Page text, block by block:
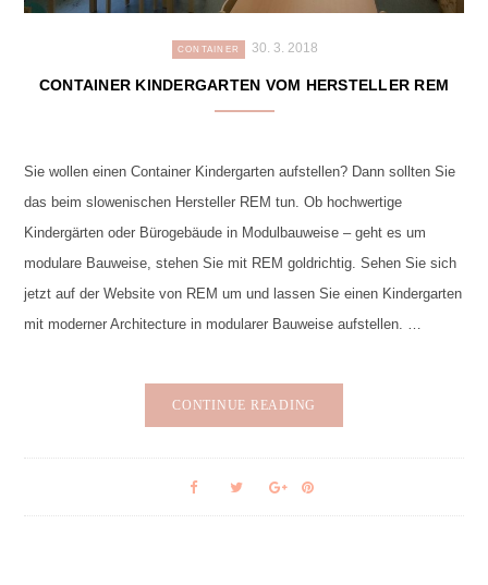
CONTAINER 30. 3. 2018
CONTAINER KINDERGARTEN VOM HERSTELLER REM
Sie wollen einen Container Kindergarten aufstellen? Dann sollten Sie
das beim slowenischen Hersteller REM tun. Ob hochwertige
Kindergärten oder Bürogebäude in Modulbauweise – geht es um
modulare Bauweise, stehen Sie mit REM goldrichtig. Sehen Sie sich
jetzt auf der Website von REM um und lassen Sie einen Kindergarten
mit moderner Architecture in modularer Bauweise aufstellen. …
CONTINUE READING